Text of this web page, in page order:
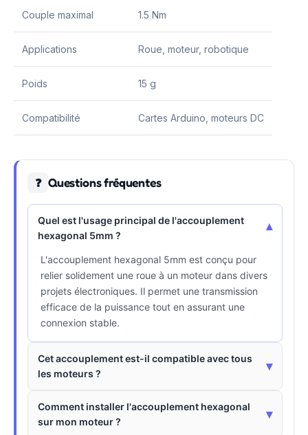
Couple maximal 1.5 Nm
Applications Roue, moteur, robotique
Poids 15 g
Compatibilité Cartes Arduino, moteurs DC
❓ Questions fréquentes
Quel est l'usage principal de l'accouplement
hexagonal 5mm ?
▾
L'accouplement hexagonal 5mm est conçu pour
relier solidement une roue à un moteur dans divers
projets électroniques. Il permet une transmission
efficace de la puissance tout en assurant une
connexion stable.
Cet accouplement est-il compatible avec tous
les moteurs ?
▾
Comment installer l'accouplement hexagonal
sur mon moteur ?
▾